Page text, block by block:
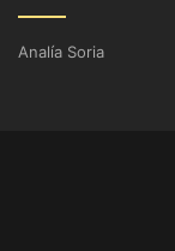
Analía Soria